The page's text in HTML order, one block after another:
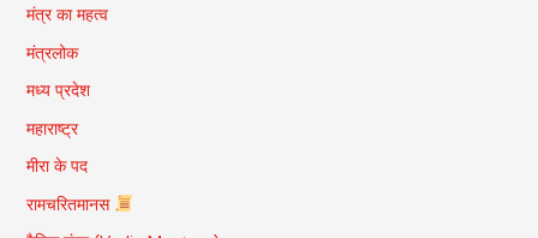
मंत्र का महत्व
मंत्रलोक
मध्य प्रदेश
महाराष्ट्र
मीरा के पद
रामचरितमानस